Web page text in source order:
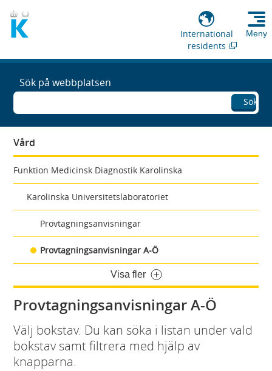
International
residents
Meny
Sök på webbplatsen
Sök
Vård
Funktion Medicinsk Diagnostik Karolinska
Karolinska Universitetslaboratoriet
Provtagningsanvisningar
Provtagningsanvisningar A-Ö
Visa fler
Provtagningsanvisningar A-Ö
Välj bokstav. Du kan söka i listan under vald
bokstav samt filtrera med hjälp av
knapparna.